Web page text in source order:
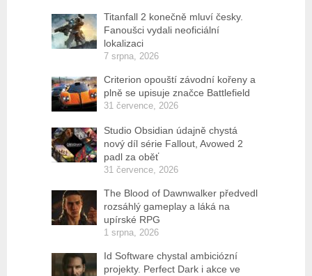
Titanfall 2 konečně mluví česky.
Fanoušci vydali neoficiální
lokalizaci
7 srpna, 2026
Criterion opouští závodní kořeny a
plně se upisuje značce Battlefield
31 července, 2026
Studio Obsidian údajně chystá
nový díl série Fallout, Avowed 2
padl za oběť
31 července, 2026
The Blood of Dawnwalker předvedl
rozsáhlý gameplay a láká na
upírské RPG
1 srpna, 2026
Id Software chystal ambiciózní
projekty. Perfect Dark i akce ve